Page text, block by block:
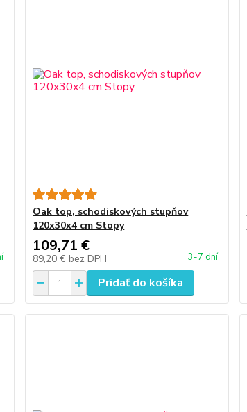
Oak top, schodiskových stupňov
120x30x4 cm Stopy
109,71 €
89,20 € bez DPH 3-7 dní
Pridať do košíka